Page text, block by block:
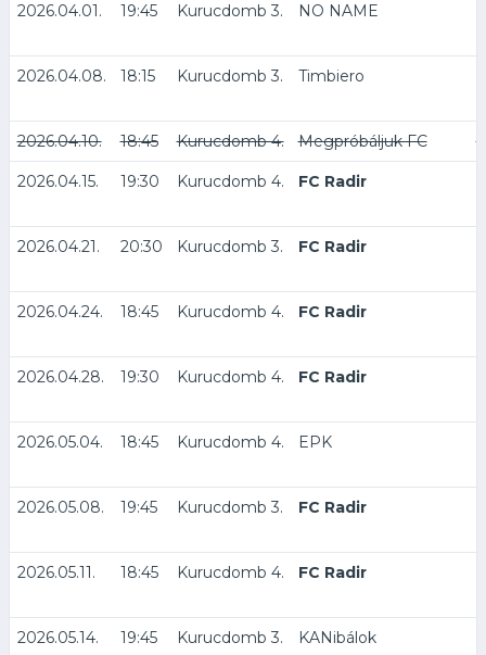
2026.04.01. 19:45 Kurucdomb 3. NO NAME
2026.04.08. 18:15 Kurucdomb 3. Timbiero
2026.04.10. 18:45 Kurucdomb 4. Megpróbáljuk FC
2026.04.15. 19:30 Kurucdomb 4. FC Radir
2026.04.21. 20:30 Kurucdomb 3. FC Radir
2026.04.24. 18:45 Kurucdomb 4. FC Radir
2026.04.28. 19:30 Kurucdomb 4. FC Radir
2026.05.04. 18:45 Kurucdomb 4. EPK
2026.05.08. 19:45 Kurucdomb 3. FC Radir
2026.05.11. 18:45 Kurucdomb 4. FC Radir
2026.05.14. 19:45 Kurucdomb 3. KANibálok